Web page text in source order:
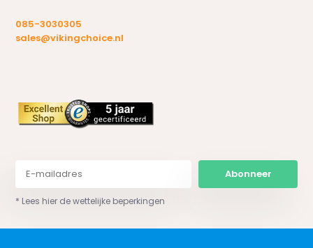
085-3030305
sales@vikingchoice.nl
Abonneer
* Lees hier de wettelijke beperkingen